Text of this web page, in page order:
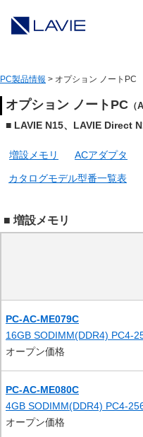
PC製品情報 > オプション ノートPC
オプション ノートPC （
■ LAVIE N15、LAVIE Direct
増設メモリ ACアダプタ
カタログモデル型番一覧表
■ 増設メモリ
PC-AC-ME079C
16GB SODIMM(DDR4) PC4-
オープン価格
PC-AC-ME080C
4GB SODIMM(DDR4) PC4-
オープン価格